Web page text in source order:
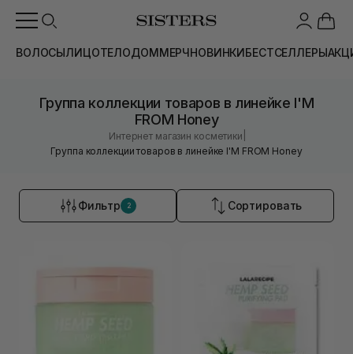
ВОЛОСЫЛИЦОТЕЛОДОММЕРЧНОВИНКИБЕСТСЕЛЛЕРЫ
Группа коллекции товаров в линейке I'M
FROM Honey
Интернет магазин косметики
Группа коллекции товаров в линейке I'M FROM Honey
Фильтр 2 Сортировать